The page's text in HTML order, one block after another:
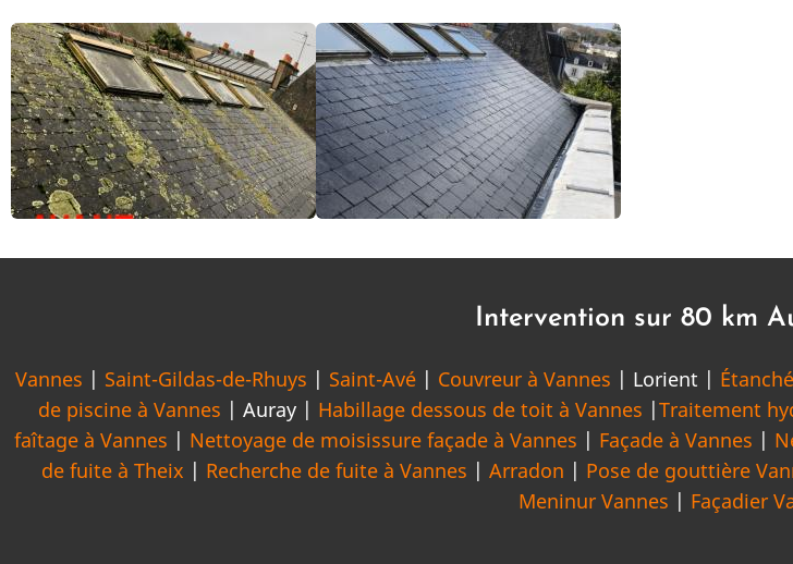
Intervention sur 80 km
Vannes | Saint-Gildas-de-Rhuys | Saint-Avé| Couvreur à Vannes | Lorient |
de piscine à Vannes | Auray | Habillage dessous de toit à Vannes |Traitement
faîtage à Vannes | Nettoyage de moisissure façade à Vannes | Façade à Vannes |
de fuite à Theix | Recherche de fuite à Vannes | Arradon | Pose de gouttière
Meninur Vannes | Façadier